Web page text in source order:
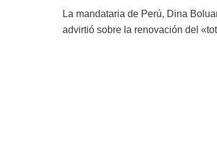
La mandataria de Perú, Dina
advirtió sobre la renovación del